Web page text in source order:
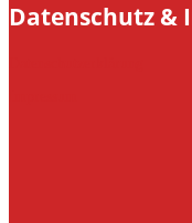
Datenschutz &